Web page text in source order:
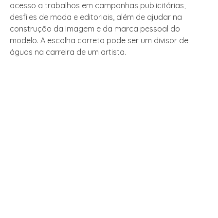
acesso a trabalhos em campanhas publicitárias,
desfiles de moda e editoriais, além de ajudar na
construção da imagem e da marca pessoal do
modelo. A escolha correta pode ser um divisor de
águas na carreira de um artista.